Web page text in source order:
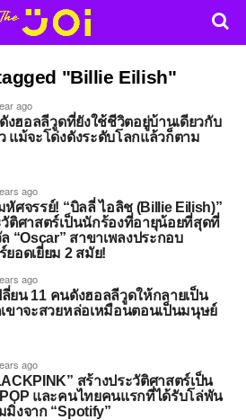
"Billie Eilish"
ago
งฮอลลีวูดที่ยังใช้ชีวิตอยู่บ้านเดียวกับ
แม้จะโด่งดังระดับโลกแล้วก็ตาม
ago
หัศจรรย์! “บิลลี่ ไอลิช (Billie Eilish)”
วัติศาสตร์เป็นนักร้องที่อายุน้อยที่สุดที่
“Oscar” สาขาเพลงประกอบ
อดเยี่ยม 2 สมัย!
ago
ลี่ยน 11 คนดังฮอลลีวูดให้กลายเป็น
ขาจะสวยหล่อเหมือนตอนเป็นมนุษย์
ago
สร้างประวัติศาสตร์เป็น
และคนไทยคนแรกที่ได้รับโล่พัน
มิ่งจาก “Spotify”